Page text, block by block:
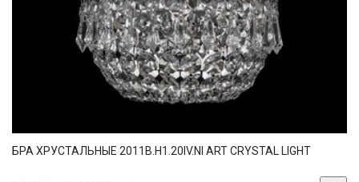
БРА ХРУСТАЛЬНЫЕ 2011B.H1.20IV.NI ART CRYSTAL LIGHT